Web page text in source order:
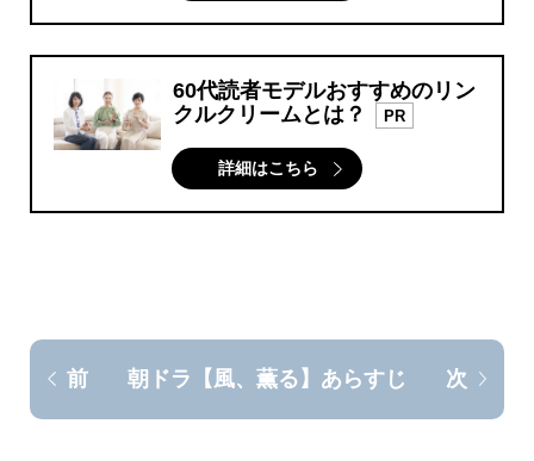
60代読者モデルおすすめのリン
クルクリームとは？
PR
詳細はこちら
前 朝ドラ【風、薫る】あらすじ 次